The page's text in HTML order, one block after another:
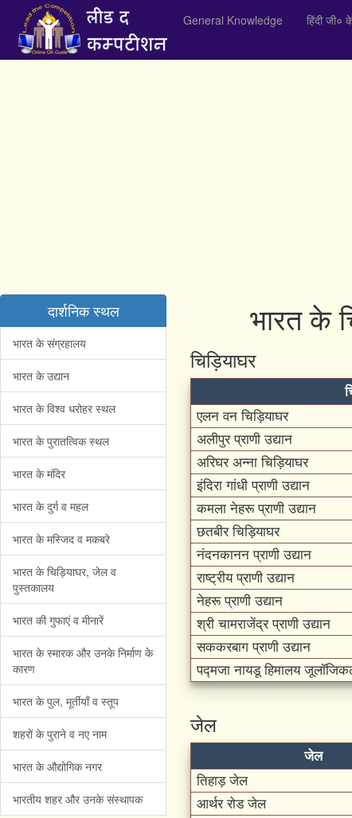
General Knowledge हिंदी जी०
भारत के
चिड़ियाघर
एलन वन चिड़ियाघर
अलीपुर प्राणी उद्यान
अरिघर अन्ना चिड़ियाघर
इंदिरा गांधी प्राणी उद्यान
कमला नेहरू प्राणी उद्यान
छतबीर चिड़ियाघर
नंदनकानन प्राणी उद्यान
राष्ट्रीय प्राणी उद्यान
नेहरू प्राणी उद्यान
श्री चामराजेंद्र प्राणी उद्यान
सककरबाग प्राणी उद्यान
पद्मजा नायडू हिमालय
जेल
जेल
तिहाड़ जेल
आर्थर रोड जेल
दार्शनिक स्थल
भारत के संग्रहालय
भारत के उद्यान
भारत के विश्व धरोहर स्थल
भारत के पुरातत्विक स्थल
भारत के मंदिर
भारत के दुर्ग व महल
भारत के मस्जिद व मकबरे
भारत के चिड़ियाघर, जेल व
पुस्तकालय
भारत की गुफाएं व मीनारें
भारत के स्मारक और उनके निर्माण के
कारण
भारत के पुल, मूर्तीयाँ व स्तूप
शहरों के पुराने व नए नाम
भारत के औद्योगिक नगर
भारतीय शहर और उनके संस्थापक